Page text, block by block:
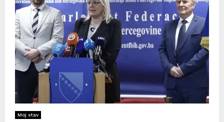
Moj stav